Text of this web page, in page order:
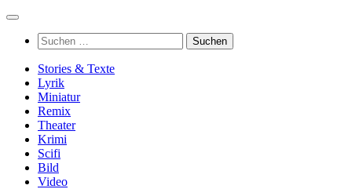
Zum
springenSuchen
nach:
Stories & Texte
Lyrik
Miniatur
Remix
Theater
Krimi
Scifi
Bild
Video